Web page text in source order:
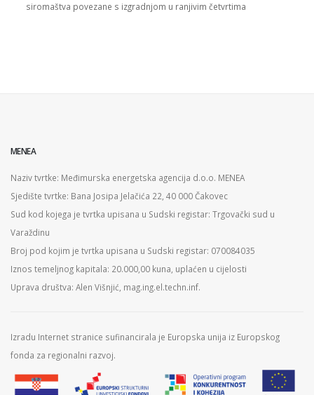
siromaštva povezane s izgradnjom u ranjivim četvrtima
MENEA
Naziv tvrtke: Međimurska energetska agencija d.o.o. MENEA
Sjedište tvrtke: Bana Josipa Jelačića 22, 40 000 Čakovec
Sud kod kojega je tvrtka upisana u Sudski registar: Trgovački sud u
Varaždinu
Broj pod kojim je tvrtka upisana u Sudski registar: 070084035
Iznos temeljnog kapitala: 20.000,00 kuna, uplaćen u cijelosti
Uprava društva: Alen Višnjić, mag.ing.el.techn.inf.
Izradu Internet stranice sufinancirala je Europska unija iz Europskog
fonda za regionalni razvoj.